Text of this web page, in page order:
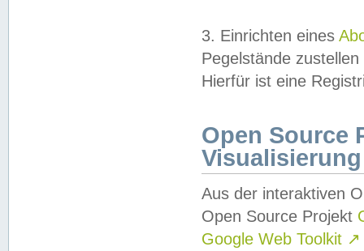
3. Einrichten eines
Pegelstände
Hierfür ist eine
Open Source
Visualisierung
Aus der interaktiven
Open Source Projekt
Google Web Toolkit ↗